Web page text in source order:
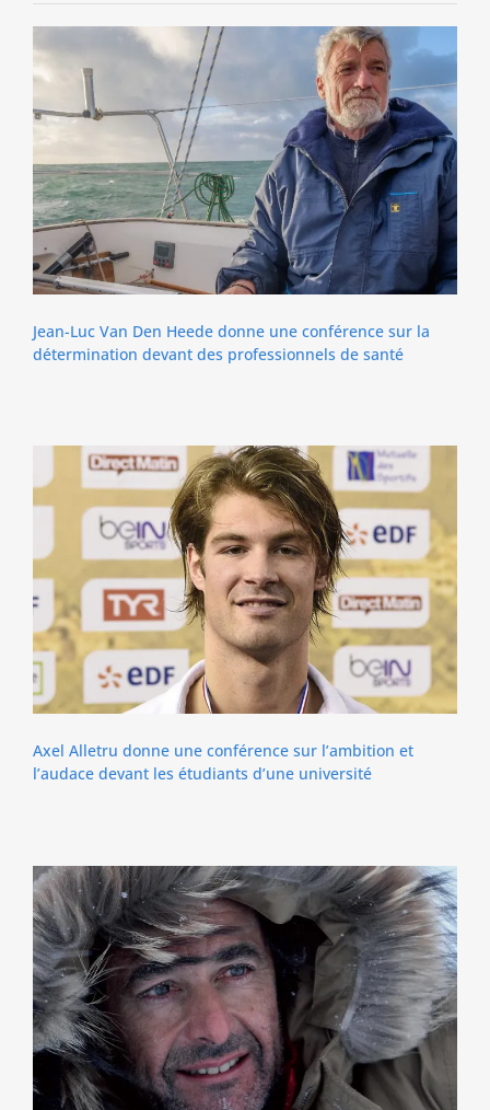
Jean-Luc Van Den Heede donne une conférence sur la
détermination devant des professionnels de santé
Axel Alletru donne une conférence sur l’ambition et
l’audace devant les étudiants d’une université